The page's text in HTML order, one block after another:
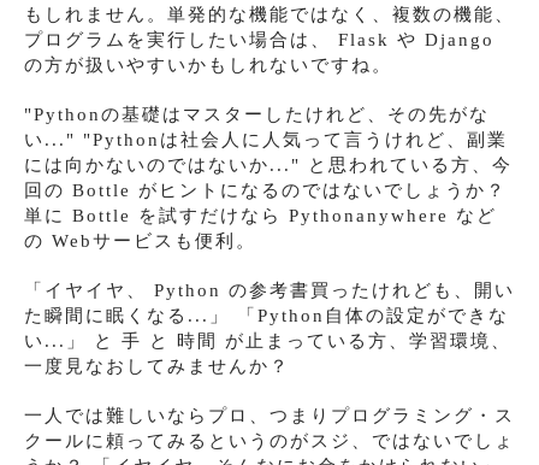
もしれません。単発的な機能ではなく、複数の機能、
プログラムを実行したい場合は、 Flask や Django
の方が扱いやすいかもしれないですね。
"Pythonの基礎はマスターしたけれど、その先がな
い..." "Pythonは社会人に人気って言うけれど、副業
には向かないのではないか..." と思われている方、今
回の Bottle がヒントになるのではないでしょうか？
単に Bottle を試すだけなら Pythonanywhere など
の Webサービスも便利。
「イヤイヤ、 Python の参考書買ったけれども、開い
た瞬間に眠くなる...」 「Python自体の設定ができな
い...」 と 手 と 時間 が止まっている方、学習環境、
一度見なおしてみませんか？
一人では難しいならプロ、つまりプログラミング・ス
クールに頼ってみるというのがスジ、ではないでしょ